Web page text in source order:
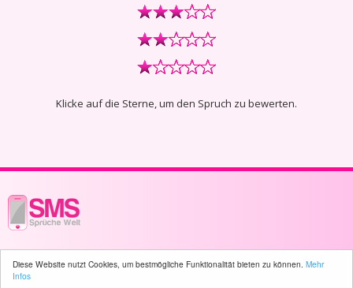
Diese Website nutzt Cookies, um bestmögliche Funktionalität bieten zu können. Mehr
Infos
Klicke auf die Sterne, um den Spruch zu bewerten.
© 2003 - 2026 -sms-sprueche-welt.ch- All rights reserved -4245 user(s)
online